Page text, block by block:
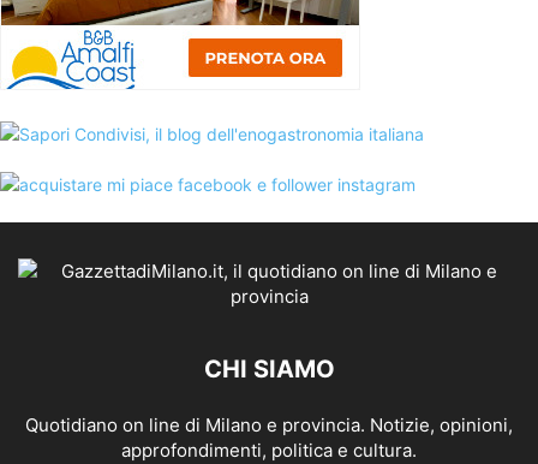
CHI SIAMO
Quotidiano on line di Milano e provincia. Notizie, opinioni,
approfondimenti, politica e cultura.